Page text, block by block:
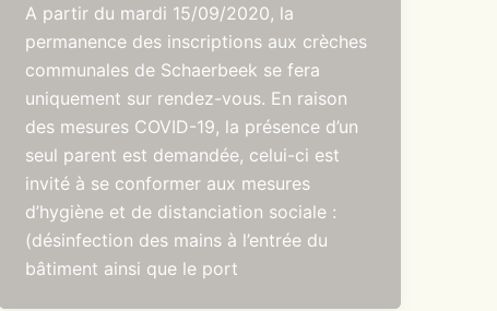
A partir du mardi 15/09/2020, la
permanence des inscriptions aux crèches
communales de Schaerbeek se fera
uniquement sur rendez-vous. En raison
des mesures COVID-19, la présence d’un
seul parent est demandée, celui-ci est
invité à se conformer aux mesures
d’hygiène et de distanciation sociale :
(désinfection des mains à l’entrée du
bâtiment ainsi que le port